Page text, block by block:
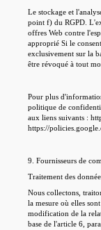
Le stockage et
point f) du RGPD.
offres Web contre
approprié Si le
exclusivement sur la
être révoqué à tout
Pour plus
politique de
aux liens suivants :
https://
9. Fournisseurs de
Traitement des
Nous collectons,
la mesure où elles
modification de la
base de l'article 6,